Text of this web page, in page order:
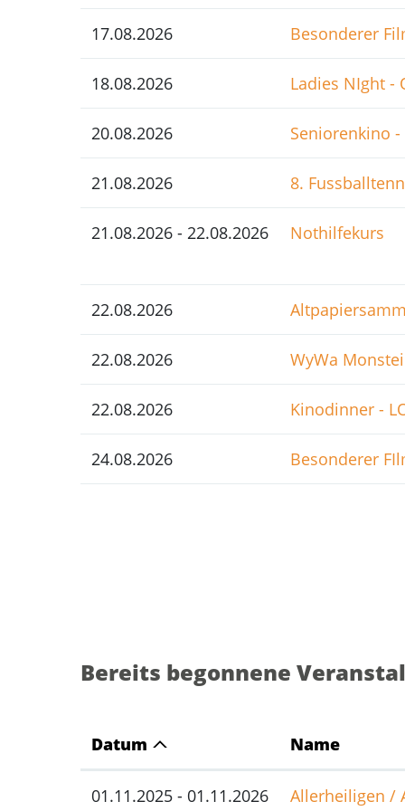
17.08.2026 Besonderer
18.08.2026 Ladies NIght -
20.08.2026 Seniorenkino
21.08.2026 8.
21.08.2026 - 22.08.2026 Nothilfekurs
22.08.2026
22.08.2026 WyWa
22.08.2026 Kinodinner -
24.08.2026 Besonderer
Bereits begonnene
Datum Name
01.11.2025 - 01.11.2026 Allerheiligen /